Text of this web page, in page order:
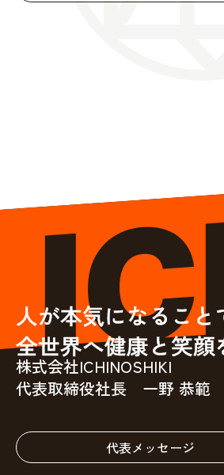
人が本気になること
全世界へ健康と笑顔
株式会社ICHINOSHIKI
代表取締役社長 一野 恭範
代表メッセージ